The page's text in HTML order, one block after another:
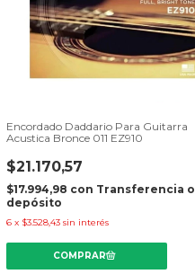
Encordado Daddario Para Guitarra
Acustica Bronce 011 EZ910
$21.170,57
$17.994,98 con Transferencia o
depósito
6 x $3.528,43 sin interés